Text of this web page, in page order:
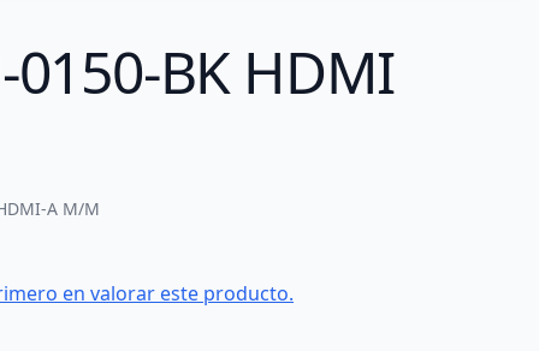
BK HDMI
A M/M
en valorar este producto.